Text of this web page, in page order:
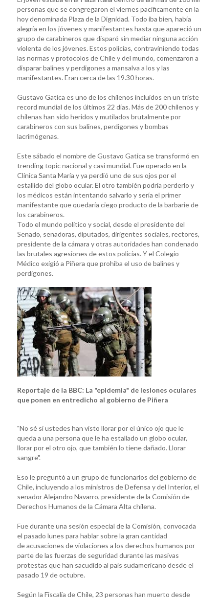
personas que se congregaron el viernes pacificamente en la
hoy denominada Plaza de la Dignidad. Todo iba bien, había
alegría en los jóvenes y manifestantes hasta que apareció un
grupo de carabineros que disparó sin mediar ninguna acción
violenta de los jóvenes. Estos policías, contraviniendo todas
las normas y protocolos de Chile y del mundo, comenzaron a
disparar balines y perdigones a mansalva a los y las
manifestantes. Eran cerca de las 19.30 horas.
Gustavo Gatica es uno de los chilenos incluidos en un triste
record mundial de los últimos 22 días. Más de 200 chilenos y
chilenas han sido heridos y mutilados brutalmente por
carabineros con sus balines, perdigones y bombas
lacrimógenas.
Este sábado el nombre de Gustavo Gatica se transformó en
trending topic nacional y casi mundial. Fue operado en la
Clínica Santa María y ya perdió uno de sus ojos por el
estallido del globo ocular. El otro también podría perderlo y
los médicos están intentando salvarlo y sería el primer
manifestante que quedaría ciego producto de la barbarie de
los carabineros.
Todo el mundo político y social, desde el presidente del
Senado, senadoras, diputados, dirigentes sociales, rectores,
presidente de la cámara y otras autoridades han condenado
las brutales agresiones de estos policías. Y el Colegio
Médico exigió a Piñera que prohiba el uso de balines y
perdigones.
Reportaje de la BBC: La "epidemia" de lesiones oculares
que ponen en entredicho al gobierno de Piñera
"No sé si ustedes han visto llorar por el único ojo que le
queda a una persona que le ha estallado un globo ocular,
llorar por el otro ojo, que también lo tiene dañado. Llorar
sangre".
Eso le preguntó a un grupo de funcionarios del gobierno de
Chile, incluyendo a los ministros de Defensa y del Interior, el
senador Alejandro Navarro, presidente de la Comisión de
Derechos Humanos de la Cámara Alta chilena.
Fue durante una sesión especial de la Comisión, convocada
el pasado lunes para hablar sobre la gran cantidad
de acusaciones de violaciones a los derechos humanos por
parte de las fuerzas de seguridad durante las masivas
protestas que han sacudido al país sudamericano desde el
pasado 19 de octubre.
Según la Fiscalía de Chile, 23 personas han muerto desde